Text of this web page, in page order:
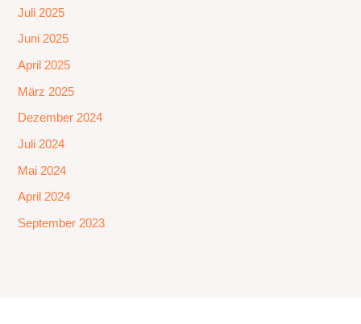
Juli 2025
Juni 2025
April 2025
März 2025
Dezember 2024
Juli 2024
Mai 2024
April 2024
September 2023